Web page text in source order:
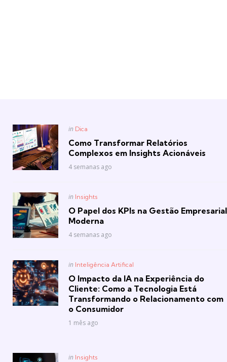
Posted
in Dica
Como Transformar Relatórios
Complexos em Insights Acionáveis
4 semanas ago
Posted
in Insights
O Papel dos KPIs na Gestão Empresarial
Moderna
4 semanas ago
Posted
in Inteligência Artifical
O Impacto da IA na Experiência do
Cliente: Como a Tecnologia Está
Transformando o Relacionamento com
o Consumidor
1 mês ago
Posted
in Insights